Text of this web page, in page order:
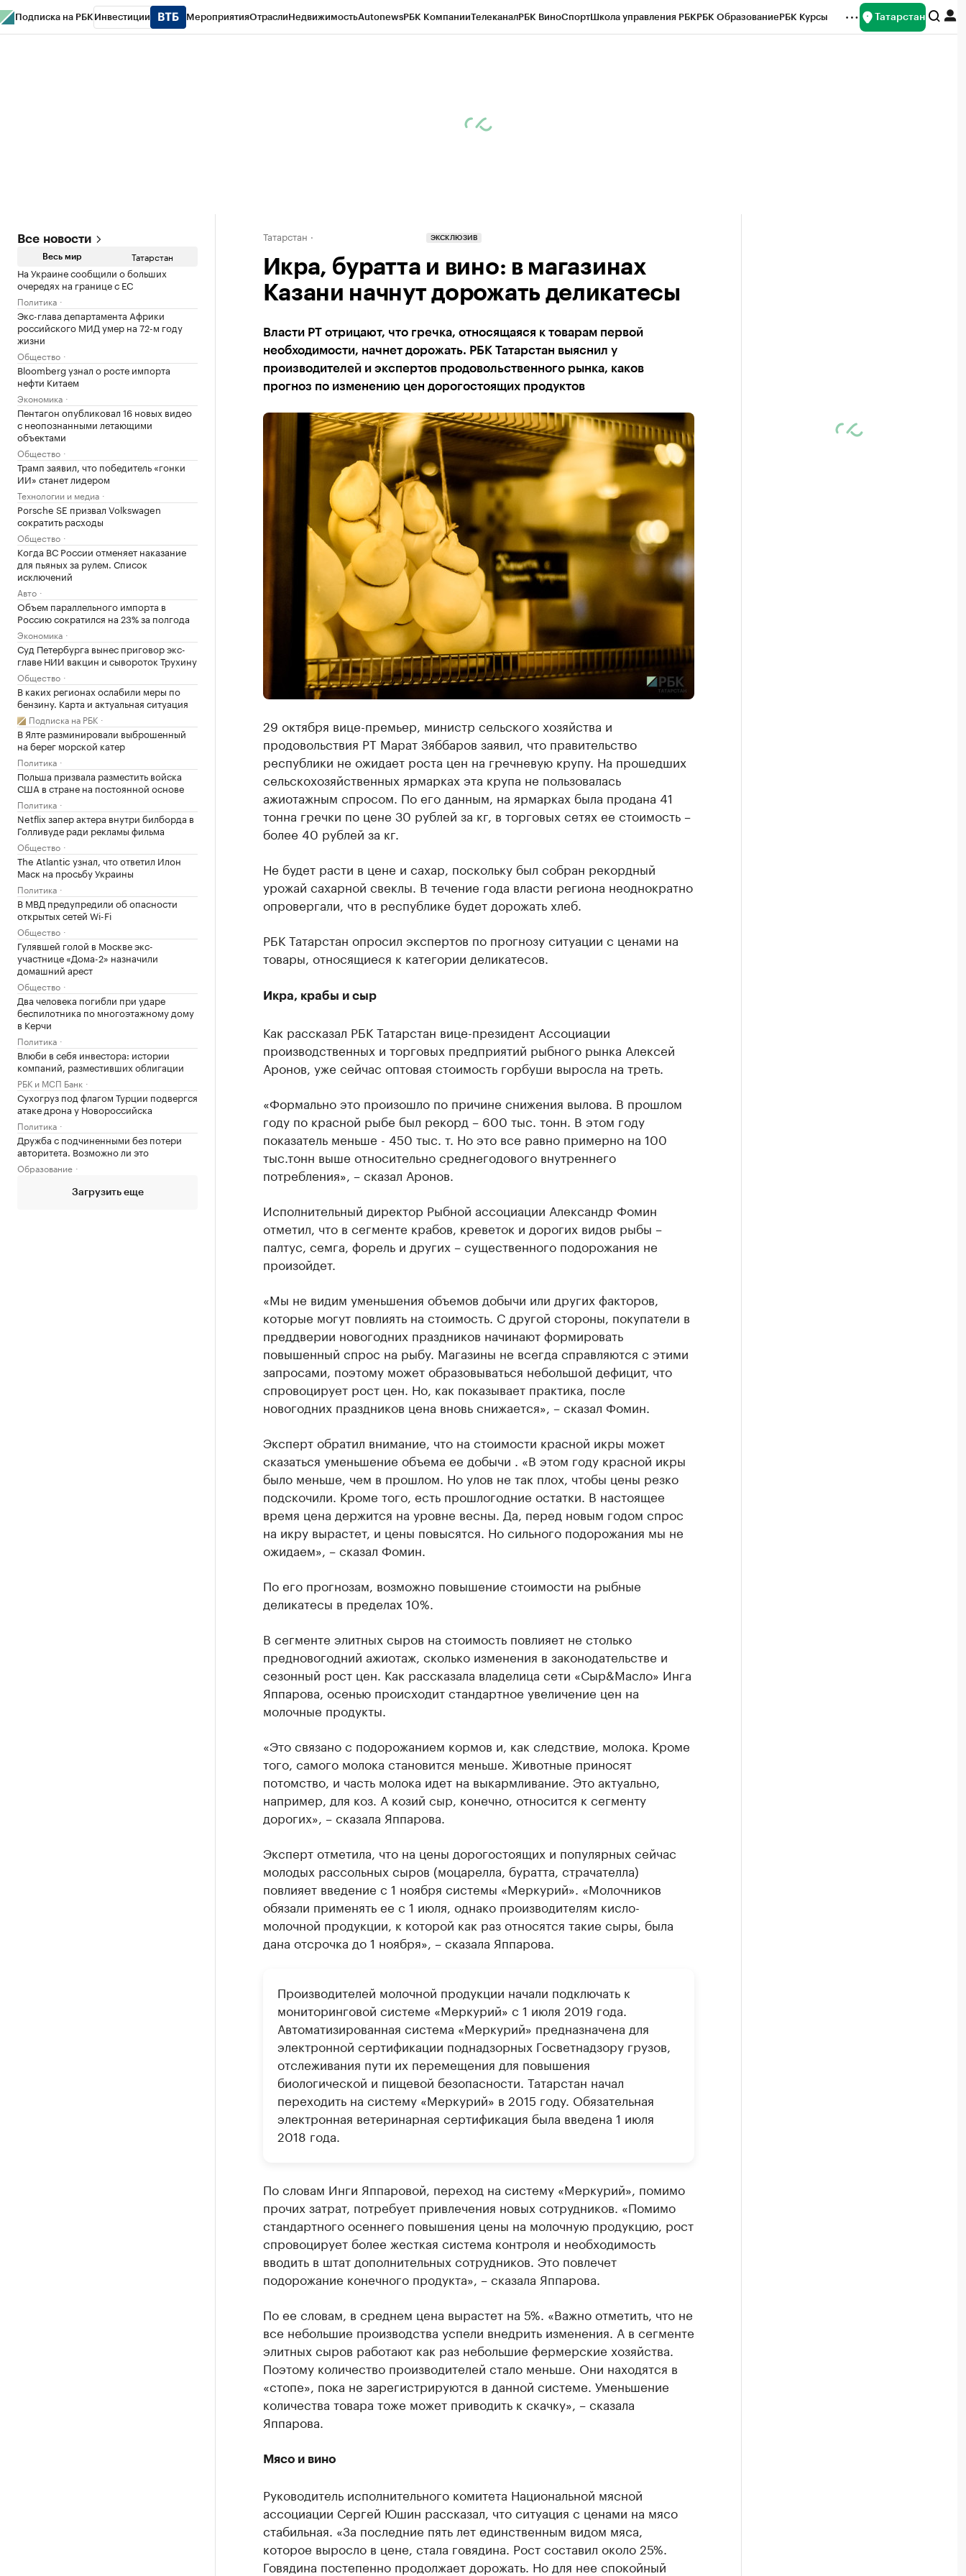
Подписка на РБК Инвестиции МероприятияОтраслиНедвижимостьAutonewsРБК КомпанииТелеканалРБК ВиноСпортШкола управления РБКРБК ОбразованиеРБК Курсы Татарстан
Все новости
Весь мир Татарстан
На Украине сообщили о больших
очередях на границе с ЕС
Политика
Экс-глава департамента Африки
российского МИД умер на 72-м году
жизни
Общество
Bloomberg узнал о росте импорта
нефти Китаем
Экономика
Пентагон опубликовал 16 новых видео
с неопознанными летающими
объектами
Общество
Трамп заявил, что победитель «гонки
ИИ» станет лидером
Технологии и медиа
Porsche SE призвал Volkswagen
сократить расходы
Общество
Когда ВС России отменяет наказание
для пьяных за рулем. Список
исключений
Авто
Объем параллельного импорта в
Россию сократился на 23% за полгода
Экономика
Суд Петербурга вынес приговор экс-
главе НИИ вакцин и сывороток Трухину
Общество
В каких регионах ослабили меры по
бензину. Карта и актуальная ситуация
Подписка на РБК
В Ялте разминировали выброшенный
на берег морской катер
Политика
Польша призвала разместить войска
США в стране на постоянной основе
Политика
Netflix запер актера внутри билборда в
Голливуде ради рекламы фильма
Общество
The Atlantic узнал, что ответил Илон
Маск на просьбу Украины
Политика
В МВД предупредили об опасности
открытых сетей Wi-Fi
Общество
Гулявшей голой в Москве экс-
участнице «Дома-2» назначили
домашний арест
Общество
Два человека погибли при ударе
беспилотника по многоэтажному дому
в Керчи
Политика
Влюби в себя инвестора: истории
компаний, разместивших облигации
РБК и МСП Банк
Сухогруз под флагом Турции подвергся
атаке дрона у Новороссийска
Политика
Дружба с подчиненными без потери
авторитета. Возможно ли это
Образование
Загрузить еще
Татарстан ЭКСКЛЮЗИВ
Икра, буратта и вино: в магазинах
Казани начнут дорожать деликатесы
Власти РТ отрицают, что гречка, относящаяся к товарам первой
необходимости, начнет дорожать. РБК Татарстан выяснил у
производителей и экспертов продовольственного рынка, каков
прогноз по изменению цен дорогостоящих продуктов
29 октября вице-премьер, министр сельского хозяйства и
продовольствия РТ Марат Зяббаров заявил, что правительство
республики не ожидает роста цен на гречневую крупу. На прошедших
сельскохозяйственных ярмарках эта крупа не пользовалась
ажиотажным спросом. По его данным, на ярмарках была продана 41
тонна гречки по цене 30 рублей за кг, в торговых сетях ее стоимость –
более 40 рублей за кг.
Не будет расти в цене и сахар, поскольку был собран рекордный
урожай сахарной свеклы. В течение года власти региона неоднократно
опровергали, что в республике будет дорожать хлеб.
РБК Татарстан опросил экспертов по прогнозу ситуации с ценами на
товары, относящиеся к категории деликатесов.
Икра, крабы и сыр
Как рассказал РБК Татарстан вице-президент Ассоциации
производственных и торговых предприятий рыбного рынка Алексей
Аронов, уже сейчас оптовая стоимость горбуши выросла на треть.
«Формально это произошло по причине снижения вылова. В прошлом
году по красной рыбе был рекорд – 600 тыс. тонн. В этом году
показатель меньше - 450 тыс. т. Но это все равно примерно на 100
тыс.тонн выше относительно среднегодового внутреннего
потребления», – сказал Аронов.
Исполнительный директор Рыбной ассоциации Александр Фомин
отметил, что в сегменте крабов, креветок и дорогих видов рыбы –
палтус, семга, форель и других – существенного подорожания не
произойдет.
«Мы не видим уменьшения объемов добычи или других факторов,
которые могут повлиять на стоимость. С другой стороны, покупатели в
преддверии новогодних праздников начинают формировать
повышенный спрос на рыбу. Магазины не всегда справляются с этими
запросами, поэтому может образовываться небольшой дефицит, что
спровоцирует рост цен. Но, как показывает практика, после
новогодних праздников цена вновь снижается», – сказал Фомин.
Эксперт обратил внимание, что на стоимости красной икры может
сказаться уменьшение объема ее добычи . «В этом году красной икры
было меньше, чем в прошлом. Но улов не так плох, чтобы цены резко
подскочили. Кроме того, есть прошлогодние остатки. В настоящее
время цена держится на уровне весны. Да, перед новым годом спрос
на икру вырастет, и цены повысятся. Но сильного подорожания мы не
ожидаем», – сказал Фомин.
По его прогнозам, возможно повышение стоимости на рыбные
деликатесы в пределах 10%.
В сегменте элитных сыров на стоимость повлияет не столько
предновогодний ажиотаж, сколько изменения в законодательстве и
сезонный рост цен. Как рассказала владелица сети «Сыр&Масло» Инга
Яппарова, осенью происходит стандартное увеличение цен на
молочные продукты.
«Это связано с подорожанием кормов и, как следствие, молока. Кроме
того, самого молока становится меньше. Животные приносят
потомство, и часть молока идет на выкармливание. Это актуально,
например, для коз. А козий сыр, конечно, относится к сегменту
дорогих», – сказала Яппарова.
Эксперт отметила, что на цены дорогостоящих и популярных сейчас
молодых рассольных сыров (моцарелла, буратта, страчателла)
повлияет введение с 1 ноября системы «Меркурий». «Молочников
обязали применять ее с 1 июля, однако производителям кисло-
молочной продукции, к которой как раз относятся такие сыры, была
дана отсрочка до 1 ноября», – сказала Яппарова.
Производителей молочной продукции начали подключать к
мониторинговой системе «Меркурий» с 1 июля 2019 года.
Автоматизированная система «Меркурий» предназначена для
электронной сертификации поднадзорных Госветнадзору грузов,
отслеживания пути их перемещения для повышения
биологической и пищевой безопасности. Татарстан начал
переходить на систему «Меркурий» в 2015 году. Обязательная
электронная ветеринарная сертификация была введена 1 июля
2018 года.
По словам Инги Яппаровой, переход на систему «Меркурий», помимо
прочих затрат, потребует привлечения новых сотрудников. «Помимо
стандартного осеннего повышения цены на молочную продукцию, рост
спровоцирует более жесткая система контроля и необходимость
вводить в штат дополнительных сотрудников. Это повлечет
подорожание конечного продукта», – сказала Яппарова.
По ее словам, в среднем цена вырастет на 5%. «Важно отметить, что не
все небольшие производства успели внедрить изменения. А в сегменте
элитных сыров работают как раз небольшие фермерские хозяйства.
Поэтому количество производителей стало меньше. Они находятся в
«стопе», пока не зарегистрируются в данной системе. Уменьшение
количества товара тоже может приводить к скачку», – сказала
Яппарова.
Мясо и вино
Руководитель исполнительного комитета Национальной мясной
ассоциации Сергей Юшин рассказал, что ситуация с ценами на мясо
стабильная. «За последние пять лет единственным видом мяса,
которое выросло в цене, стала говядина. Рост составил около 25%.
Говядина постепенно продолжает дорожать. Но для нее спокойный